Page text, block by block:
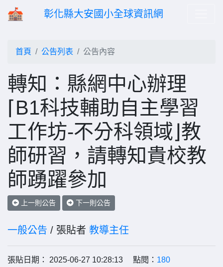
彰化縣大安國小全球資訊網
首頁 公告列表 公告內容
轉知：縣網中心辦理
⌈B1科技輔助自主學習
工作坊-不分科領域⌋教
師研習，請轉知貴校教
師踴躍參加
上一則公告 下一則公告
一般公告 / 張貼者 教導主任
張貼日期： 2025-06-27 10:28:13 點閱： 180